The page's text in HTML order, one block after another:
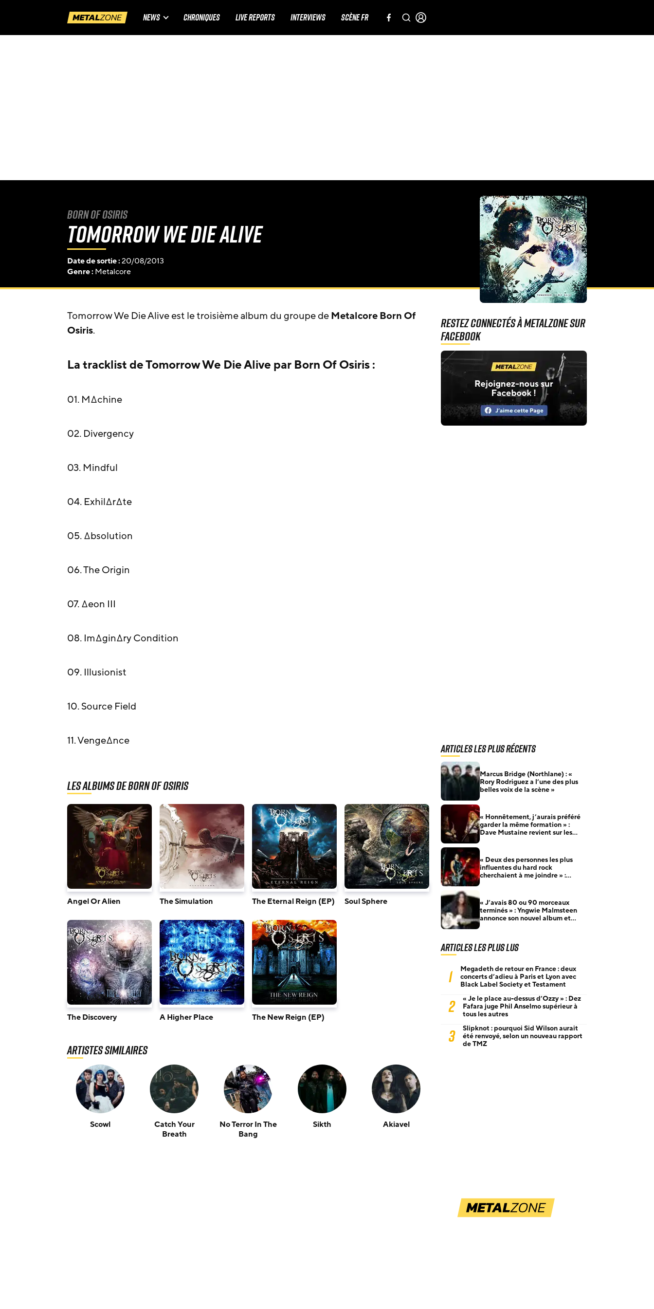
NEWS CHRONIQUES LIVE REPORTS INTERVIEWS SCÈNE FR
Born Of Osiris
Tomorrow We Die Alive
Date de sortie :20/08/2013
Genre :Metalcore
Tomorrow We Die Alive est le troisième album du groupe deMetalcoreBorn Of
Osiris.
La tracklist de Tomorrow We Die Alive par Born Of Osiris :
01. M∆chine
02. Divergency
03. Mindful
04. Exhil∆r∆te
05. ∆bsolution
06. The Origin
07. ∆eon III
08. Im∆gin∆ry Condition
09. Illusionist
10. Source Field
11. Venge∆nce
Les albums de Born Of Osiris
Angel Or Alien The Simulation The Eternal Reign (EP) Soul Sphere
The Discovery A Higher Place The New Reign (EP)
Artistes similaires
Scowl
Catch Your
Breath
No Terror In The
Bang
Sikth Akiavel
Restez connectés à MetalZone sur
Facebook
Articles les plus récents
Marcus Bridge (Northlane) : «
Rory Rodriguez a l’une des plus
belles voix de la scène »
« Honnêtement, j’aurais préféré
garder la même formation » :
Dave Mustaine revient sur les
« Deux des personnes les plus
influentes du hard rock
cherchaient à me joindre » :
« J’avais 80 ou 90 morceaux
terminés » : Yngwie Malmsteen
annonce son nouvel album et
Articles les plus lus
1
Megadeth de retour en France : deux
concerts d’adieu à Paris et Lyon avec
Black Label Society et Testament
2
« Je le place au-dessus d’Ozzy » : Dez
Fafara juge Phil Anselmo supérieur à
tous les autres
3
Slipknot : pourquoi Sid Wilson aurait
été renvoyé, selon un nouveau rapport
de TMZ